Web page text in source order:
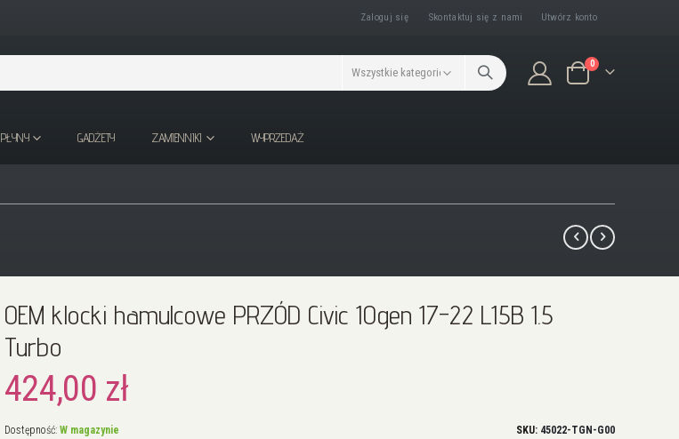
Zaloguj się Skontaktuj się z nami Utwórz konto
Koszyk
0produkty/ów
PŁYNY GADŻETY ZAMIENNIKI WYPRZEDAŻ
OEM klocki hamulcowe PRZÓD Civic 10gen 17-22 L15B 1.5
Turbo
424,00 zł
Dostępność: W magazynie
SKU 45022-TGN-G00